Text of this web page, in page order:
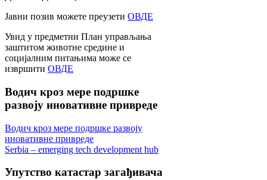
Јавни позив можете преузети ОВДЕ
Увид у предметни План управљања
заштитом животне средине и
социјалним питањима може се
извршити ОВДЕ
Водич кроз мере подршке
развоју иновативне привреде
Водич кроз мере подршке развоју
иновативне привреде
Serbia – emerging tech development hub
Упутство катастар загађивача